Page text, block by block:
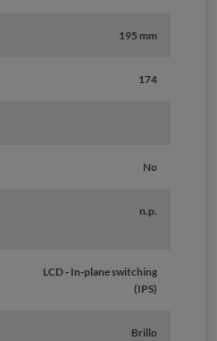
195 mm
174
No
n.p.
LCD - In-plane switching
(IPS)
Brillo